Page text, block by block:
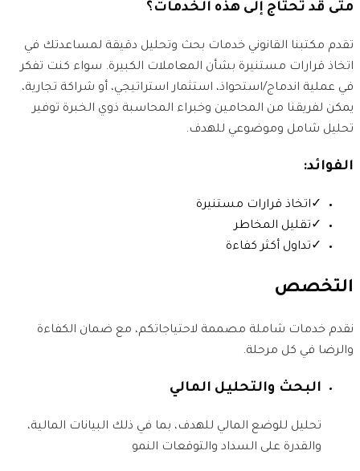
متى قد تحتاج إلى هذه الخدمات؟
تقدم مكتبنا القانوني خدمات بحث وتحليل دقيقة لمساعدتك في
اتخاذ قرارات مستنيرة بشأن المعاملات الكبيرة. سواء كنت تفكر
في عملية اندماج/استحواذ، استثمار استراتيجي، أو شراكة تجارية،
يمكن لفريقنا من المحامين وخبراء المحاسبة ذوي الخبرة توفير
تحليل شامل وموضوعي للهدف.
الفوائد:
✓اتخاذ قرارات مستنيرة
✓تقليل المخاطر
✓تداول أكثر كفاءة
التخصص
نقدم خدمات شاملة مصممة لاحتياجاتكم، مع ضمان الكفاءة
والرضا في كل مرحلة.
البحث والتحليل المالي
تحليل للوضع المالي للهدف، بما في ذلك البيانات المالية،
والقدرة على السداد والتوقعات النمو